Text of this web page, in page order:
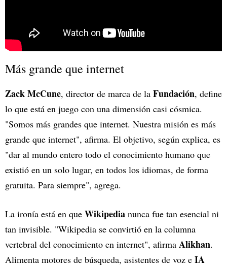
Más grande que internet
Zack McCune, director de marca de la Fundación, define
lo que está en juego con una dimensión casi cósmica.
"Somos más grandes que internet. Nuestra misión es más
grande que internet", afirma. El objetivo, según explica, es
"dar al mundo entero todo el conocimiento humano que
existió en un solo lugar, en todos los idiomas, de forma
gratuita. Para siempre", agrega.
La ironía está en que Wikipedia nunca fue tan esencial ni
tan invisible. "Wikipedia se convirtió en la columna
vertebral del conocimiento en internet", afirma Alikhan.
Alimenta motores de búsqueda, asistentes de voz e IA